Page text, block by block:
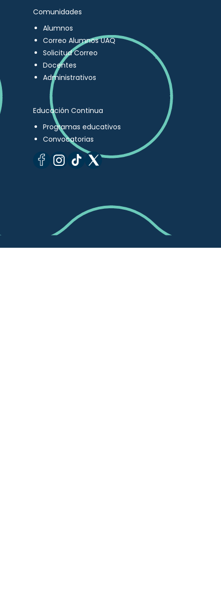
Comunidades
Alumnos
Correo Alumnos UAQ
Solicitud Correo
Docentes
Administrativos
Educación Continua
Programas educativos
Convocatorias